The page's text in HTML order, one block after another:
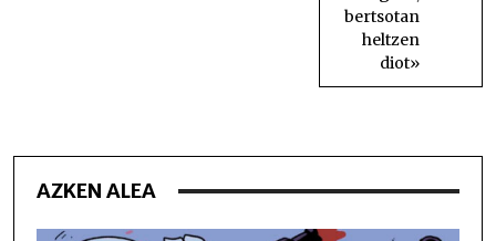
bertsotan
heltzen
diot»
AZKEN ALEA